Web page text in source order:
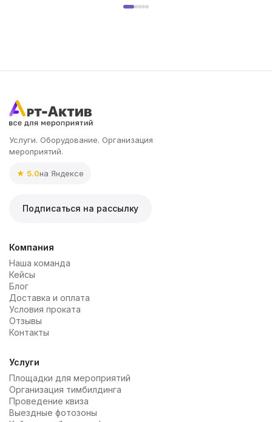
Услуги. Оборудование. Организация
мероприятий.
★ 5.0на Яндексе
Подписаться на рассылку
Компания
Наша команда
Кейсы
Блог
Доставка и оплата
Условия проката
Отзывы
Контакты
Услуги
Площадки для мероприятий
Организация тимбилдинга
Проведение квиза
Выездные фотозоны